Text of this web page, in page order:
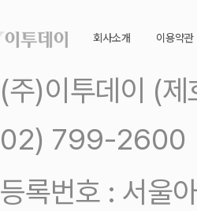
회사소개 이용약관
(주)이투데이 (
02) 799-2600
등록번호 : 서울